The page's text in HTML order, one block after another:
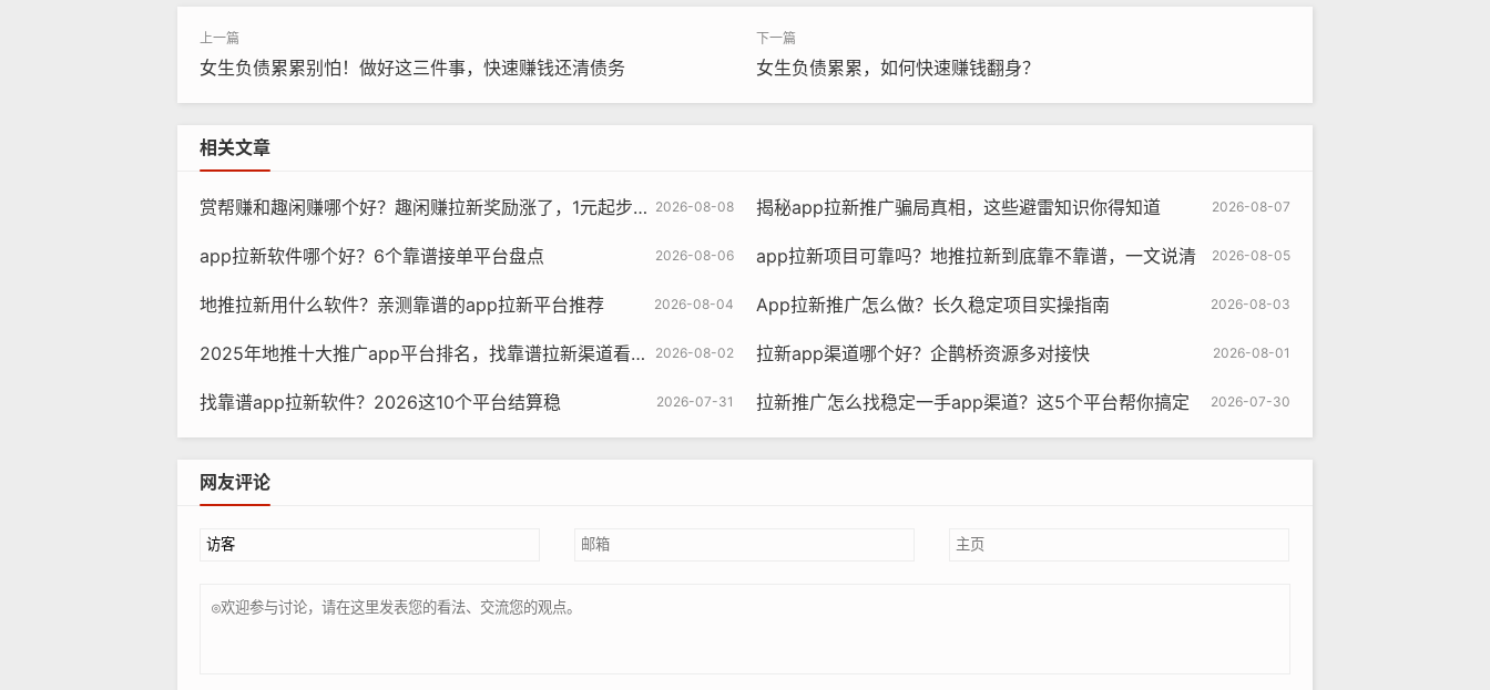
女生负债累累别怕！做好这三件事，快速赚钱还清债务 女生负债累累，如何快速赚钱翻身？
相关文章
2026-08-08
赏帮赚和趣闲赚哪个好？趣闲赚拉新奖励涨了，1元起步更划算 2026-08-07
揭秘app拉新推广骗局真相，这些避雷知识你得知道
2026-08-06
app拉新软件哪个好？6个靠谱接单平台盘点 2026-08-05
app拉新项目可靠吗？地推拉新到底靠不靠谱，一文说清
2026-08-04
地推拉新用什么软件？亲测靠谱的app拉新平台推荐 2026-08-03
App拉新推广怎么做？长久稳定项目实操指南
2026-08-02
2025年地推十大推广app平台排名，找靠谱拉新渠道看这篇 2026-08-01
拉新app渠道哪个好？企鹊桥资源多对接快
2026-07-31
找靠谱app拉新软件？2026这10个平台结算稳 2026-07-30
拉新推广怎么找稳定一手app渠道？这5个平台帮你搞定
网友评论